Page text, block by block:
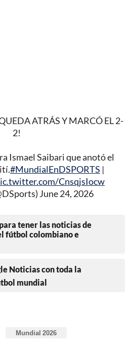
ATRÁS Y MARCÓ EL 2-
2!
Ismael Saibari que anotó el
#MundialEnDSPORTS |
CnsqjsIocw
June 24, 2026
tener las noticias de
fútbol colombiano e
Noticias con toda la
mundial
Mundial 2026